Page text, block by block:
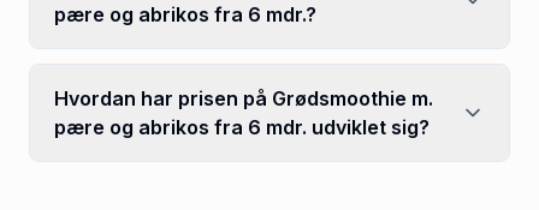
pære og abrikos fra 6 mdr.?
Hvordan har prisen på Grødsmoothie m.
pære og abrikos fra 6 mdr. udviklet sig?